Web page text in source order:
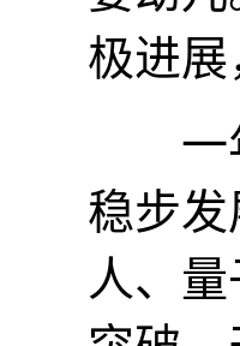
极进
一年
稳步
人、